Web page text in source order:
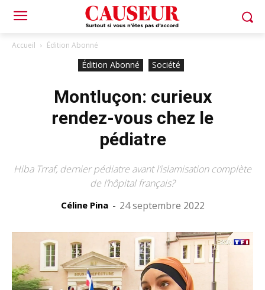
Accueil Édition Abonné
Édition Abonné Société
Montluçon: curieux
rendez-vous chez le
pédiatre
Hiba Trraf, dernier pédiatre avant l’islamisation complète
de l’hôpital français?
Céline Pina - 24 septembre 2022